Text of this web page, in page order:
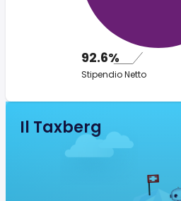
92.6%
Stipendio Netto
Il Taxberg